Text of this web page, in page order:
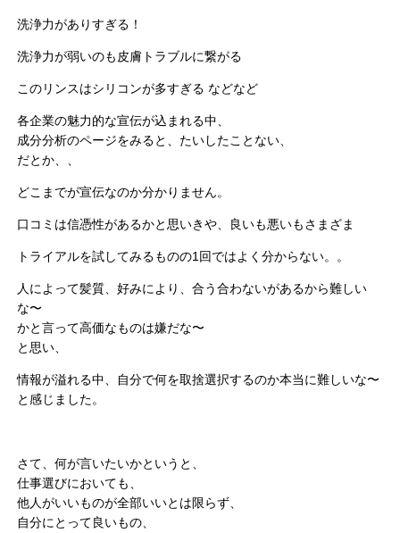
洗浄力がありすぎる！
洗浄力が弱いのも皮膚トラブルに繋がる
このリンスはシリコンが多すぎる などなど
各企業の魅力的な宣伝が込まれる中、
成分分析のページをみると、たいしたことない、
だとか、、
どこまでが宣伝なのか分かりません。
口コミは信憑性があるかと思いきや、良いも悪いもさまざま
トライアルを試してみるものの1回ではよく分からない。。
人によって髪質、好みにより、合う合わないがあるから難しい
な〜
かと言って高価なものは嫌だな〜
と思い、
情報が溢れる中、自分で何を取捨選択するのか本当に難しいな〜
と感じました。
さて、何が言いたいかというと、
仕事選びにおいても、
他人がいいものが全部いいとは限らず、
自分にとって良いもの、